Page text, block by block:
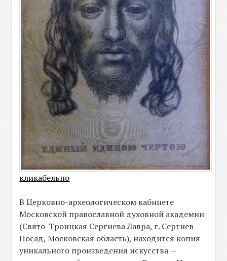
кликабельно
В Церковно-археологическом кабинете
Московской православной духовной академии
(Свято-Троицкая Сергиева Лавра, г. Сергиев
Посад, Московская область), находится копия
уникального произведения искусства —